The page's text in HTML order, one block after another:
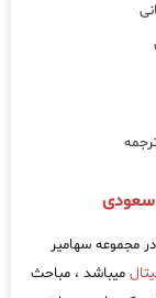
سعودی
مجموعه سهامیر
میباشد ، مباحث